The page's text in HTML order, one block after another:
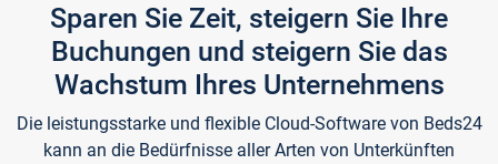
Sparen Sie Zeit, steigern Sie Ihre
Buchungen und steigern Sie das
Wachstum Ihres Unternehmens
Die leistungsstarke und flexible Cloud-Software von Beds24
kann an die Bedürfnisse aller Arten von Unterkünften